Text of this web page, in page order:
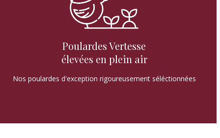
Poulardes Vertesse
élevées en plein air
Nos poulardes d'exception rigoureusement séléctionnées